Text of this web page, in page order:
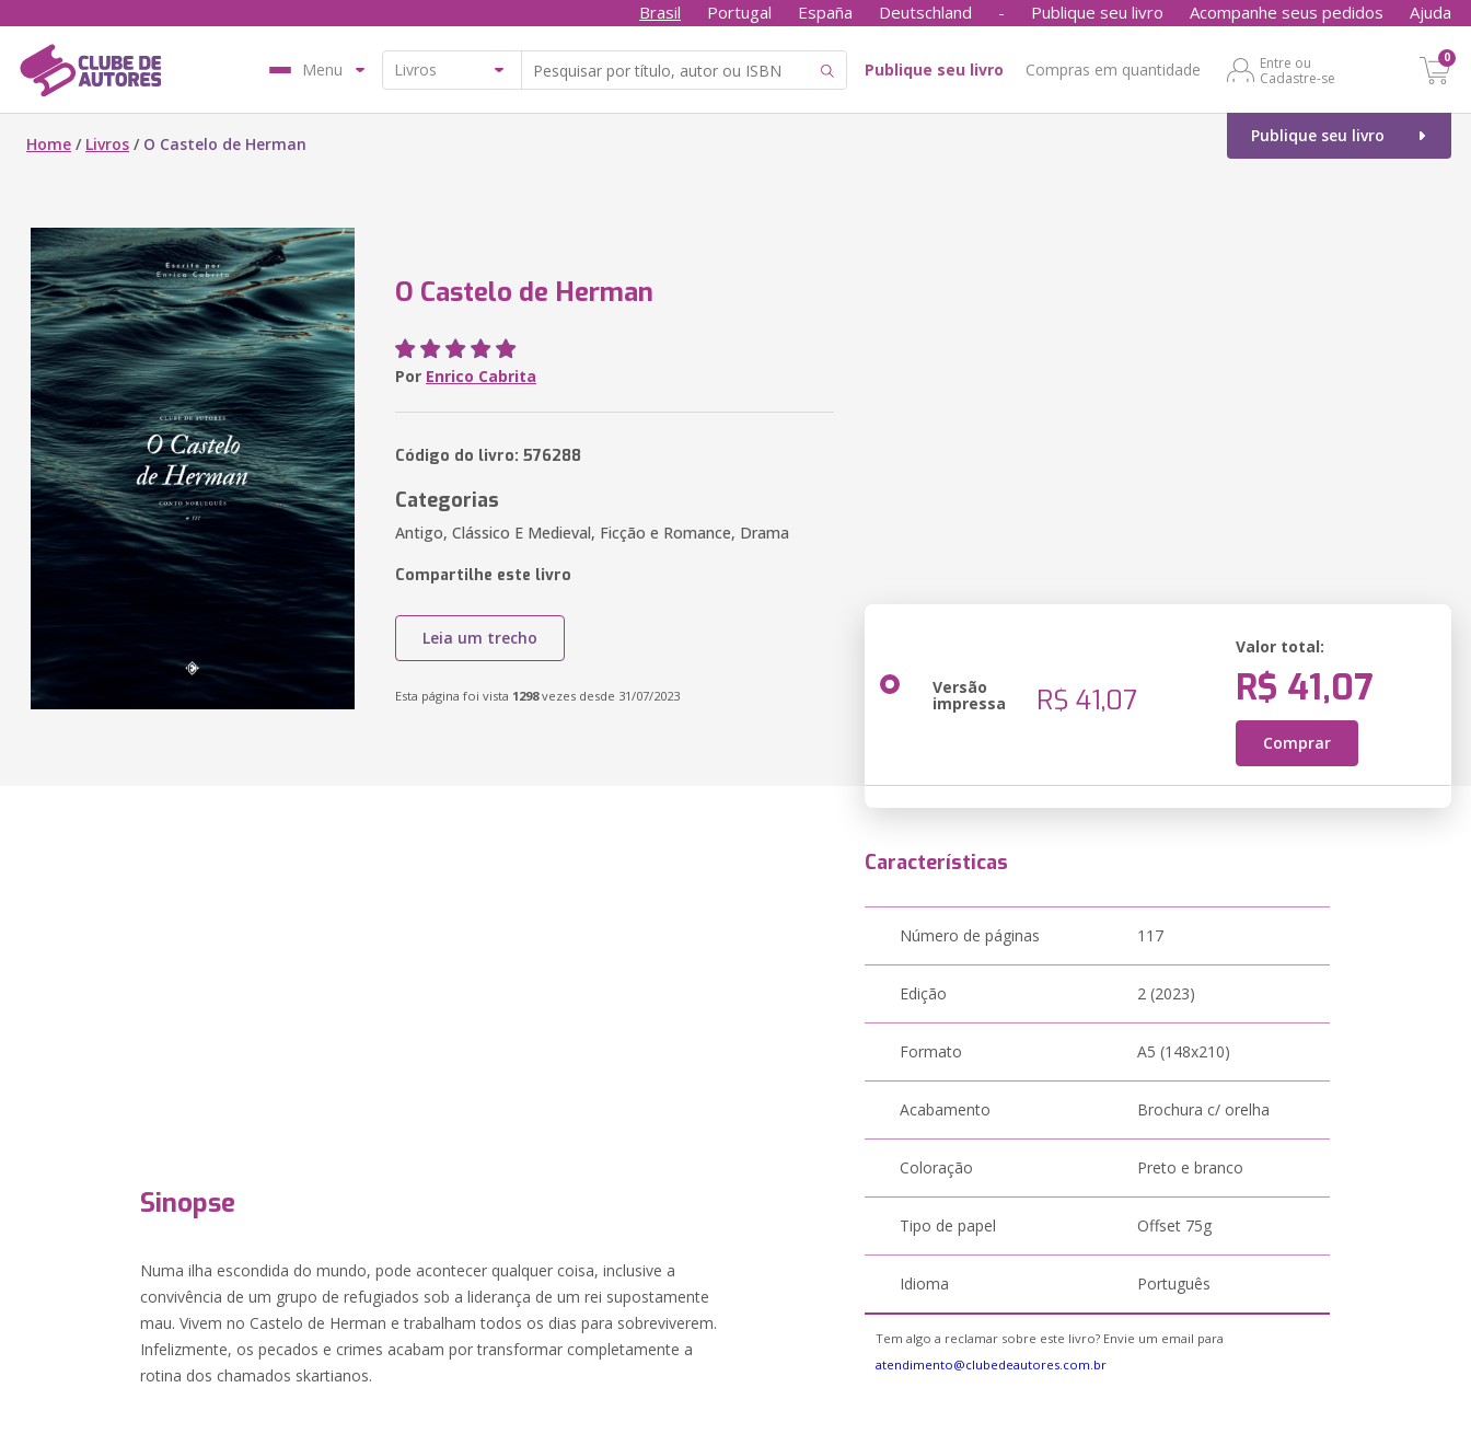
Brasil Portugal España Deutschland - Publique seu livro Acompanhe seus pedidos Ajuda
Menu Publique seu livro Compras em quantidade
Entre ou
Cadastre-se
0
Publique seu livro
Home / Livros / O Castelo de Herman
O Castelo de Herman
Por Enrico Cabrita
Código do livro: 576288
Categorias
Antigo, Clássico E Medieval, Ficção e Romance, Drama
Compartilhe este livro
Leia um trecho
Esta página foi vista 1298vezes desde 31/07/2023 Versão
impressa R$ 41,07
Valor total:
R$ 41,07
Comprar
Sinopse
Numa ilha escondida do mundo, pode acontecer qualquer coisa, inclusive a
convivência de um grupo de refugiados sob a liderança de um rei supostamente
mau. Vivem no Castelo de Herman e trabalham todos os dias para sobreviverem.
Infelizmente, os pecados e crimes acabam por transformar completamente a
rotina dos chamados skartianos.
Características
Número de páginas 117
Edição 2 (2023)
Formato A5 (148x210)
Acabamento Brochura c/ orelha
Coloração Preto e branco
Tipo de papel Offset 75g
Idioma Português
Tem algo a reclamar sobre este livro? Envie um email para
atendimento@clubedeautores.com.br